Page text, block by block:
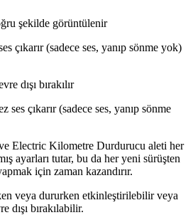
şekilde görüntülenir
çıkarır (sadece ses, yanıp sönme yok)
dışı bırakılır
ses çıkarır (sadece ses, yanıp sönme
Electric Kilometre Durdurucu aleti her
ayarları tutar, bu da her yeni sürüşten
için zaman kazandırır.
veya dururken etkinleştirilebilir veya
dışı bırakılabilir.